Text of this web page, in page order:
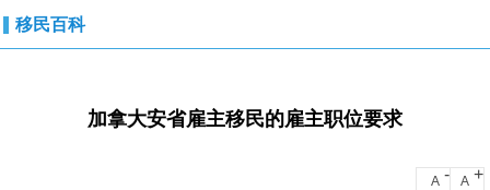
移民百科
加拿大安省雇主移民的雇主职位要求
A - A +